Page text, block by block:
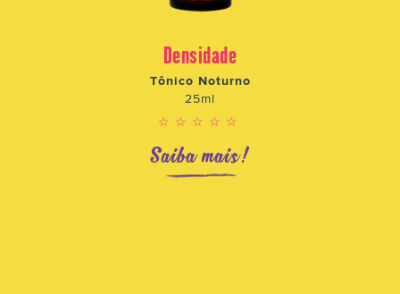
Densidade
Tônico Noturno
25ml
☆☆☆☆☆
Saiba mais!